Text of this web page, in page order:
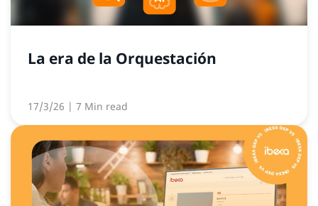
La era de la Orquestación
17/3/26 | 7 Min read